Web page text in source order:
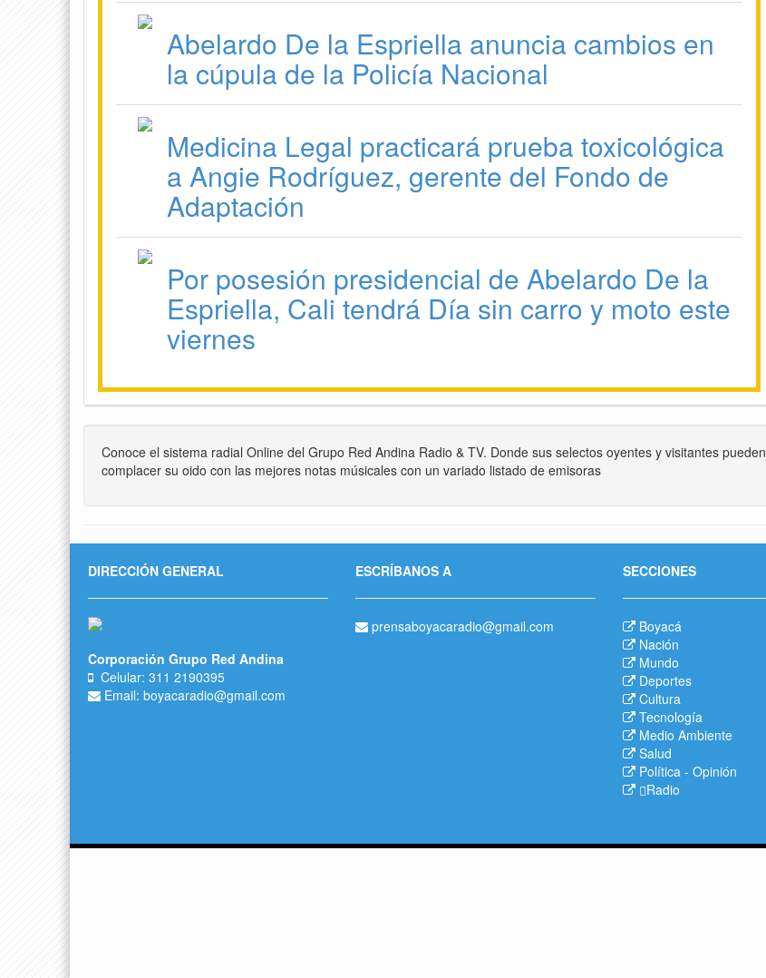
Abelardo De la Espriella anuncia cambios en
la cúpula de la Policía Nacional
Medicina Legal practicará prueba toxicológica
a Angie Rodríguez, gerente del Fondo de
Adaptación
Por posesión presidencial de Abelardo De la
Espriella, Cali tendrá Día sin carro y moto este
viernes
Conoce el sistema radial Online del Grupo Red Andina Radio & TV. Donde sus selectos oyentes y visitantes pueden
complacer su oido con las mejores notas músicales con un variado listado de emisoras
DIRECCIÓN GENERAL
Corporación Grupo Red Andina
Celular: 311 2190395
Email: boyacaradio@gmail.com
ESCRÍBANOS A
prensaboyacaradio@gmail.com
SECCIONES
Boyacá
Nación
Mundo
Deportes
Cultura
Tecnología
Medio Ambiente
Salud
Política - Opinión
Radio